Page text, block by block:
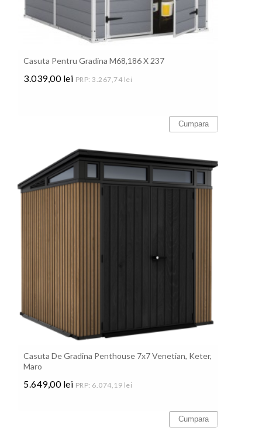
Casuta Pentru Gradina M68,186 X 237
3.039,00 lei PRP: 3.267,74 lei
Cumpara
Casuta De Gradina Penthouse 7x7 Venetian, Keter,
Maro
5.649,00 lei PRP: 6.074,19 lei
Cumpara